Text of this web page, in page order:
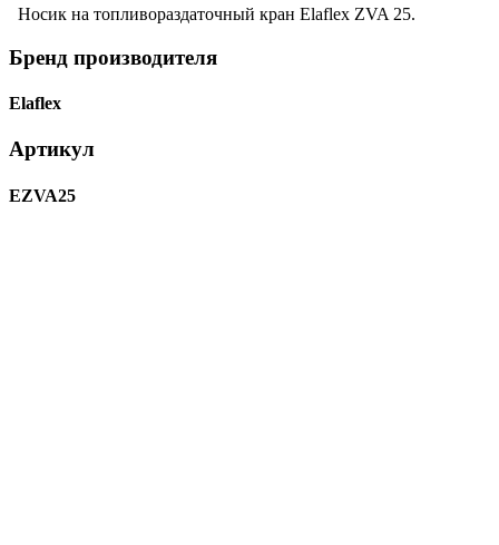
Носик на топливораздаточный кран Elaflex ZVA 25.
Бренд производителя
Elaflex
Артикул
EZVA25